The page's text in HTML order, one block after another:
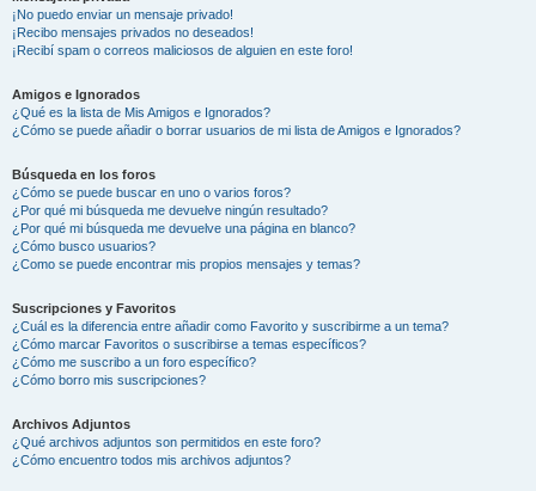
¡No puedo enviar un mensaje privado!
¡Recibo mensajes privados no deseados!
¡Recibí spam o correos maliciosos de alguien en este foro!
Amigos e Ignorados
¿Qué es la lista de Mis Amigos e Ignorados?
¿Cómo se puede añadir o borrar usuarios de mi lista de Amigos e Ignorados?
Búsqueda en los foros
¿Cómo se puede buscar en uno o varios foros?
¿Por qué mi búsqueda me devuelve ningún resultado?
¿Por qué mi búsqueda me devuelve una página en blanco?
¿Cómo busco usuarios?
¿Como se puede encontrar mis propios mensajes y temas?
Suscripciones y Favoritos
¿Cuál es la diferencia entre añadir como Favorito y suscribirme a un tema?
¿Cómo marcar Favoritos o suscribirse a temas específicos?
¿Cómo me suscribo a un foro específico?
¿Cómo borro mis suscripciones?
Archivos Adjuntos
¿Qué archivos adjuntos son permitidos en este foro?
¿Cómo encuentro todos mis archivos adjuntos?